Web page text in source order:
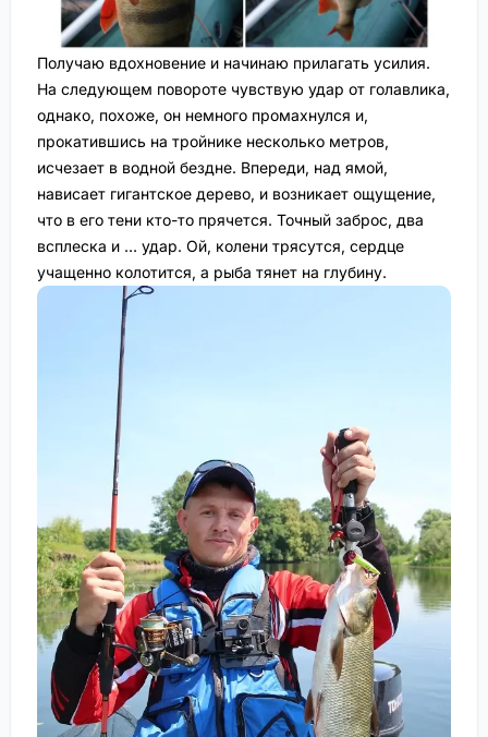
Получаю вдохновение и начинаю прилагать усилия.
На следующем повороте чувствую удар от голавлика,
однако, похоже, он немного промахнулся и,
прокатившись на тройнике несколько метров,
исчезает в водной бездне. Впереди, над ямой,
нависает гигантское дерево, и возникает ощущение,
что в его тени кто-то прячется. Точный заброс, два
всплеска и … удар. Ой, колени трясутся, сердце
учащенно колотится, а рыба тянет на глубину.